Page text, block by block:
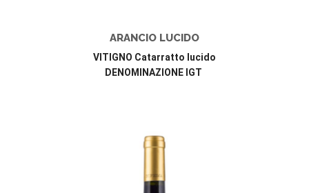
ARANCIO LUCIDO
VITIGNO Catarratto lucido
DENOMINAZIONE IGT